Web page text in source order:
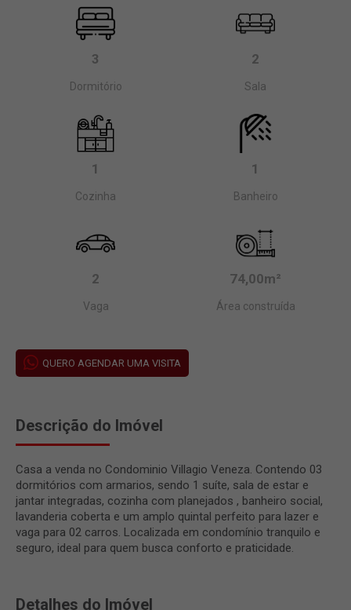
3
Dormitório
2
Sala
1
Cozinha
1
Banheiro
2
Vaga
74,00m²
Área construída
QUERO AGENDAR UMA VISITA
Descrição do Imóvel
Casa a venda no Condominio Villagio Veneza. Contendo 03
dormitórios com armarios, sendo 1 suíte, sala de estar e
jantar integradas, cozinha com planejados , banheiro social,
lavanderia coberta e um amplo quintal perfeito para lazer e
vaga para 02 carros. Localizada em condomínio tranquilo e
seguro, ideal para quem busca conforto e praticidade.
Detalhes do Imóvel